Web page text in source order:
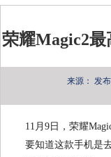
荣耀Magic2最
来源： 发
11月9日，荣耀
要知道这款手机是